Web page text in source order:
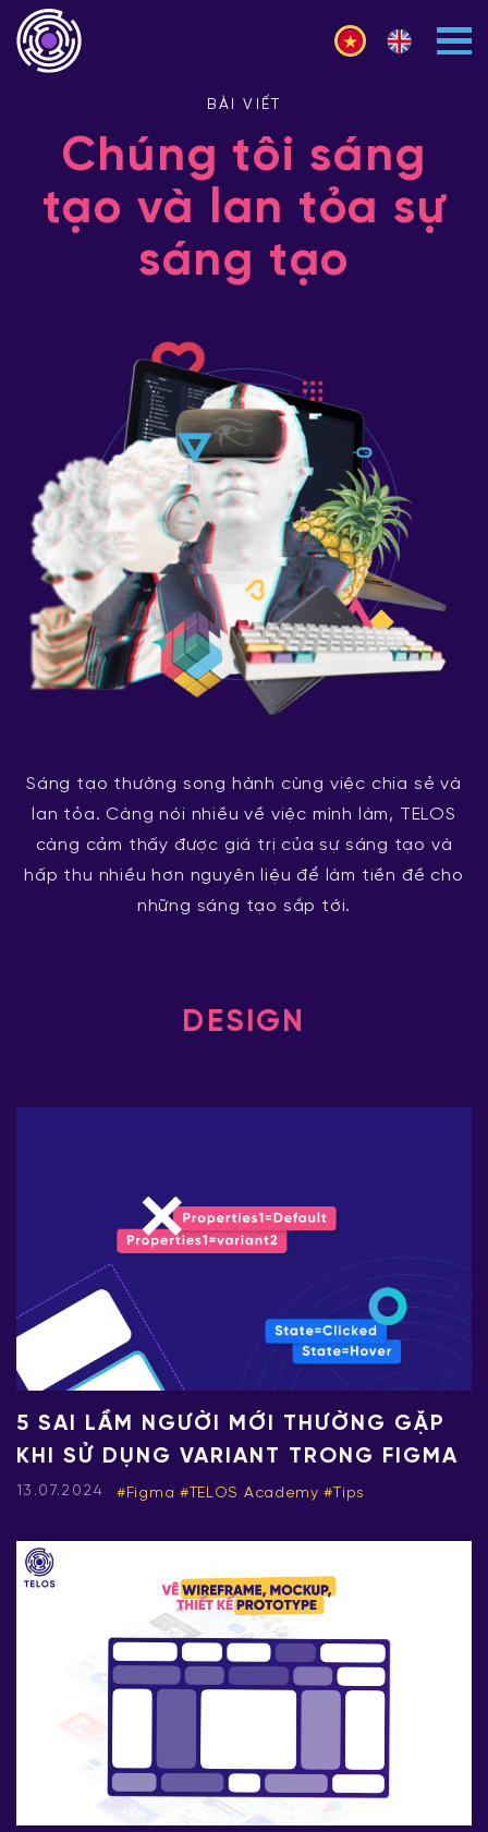
BÀI VIẾT
Chúng tôi sáng
tạo và lan tỏa sự
sáng tạo
Sáng tạo thường song hành cùng việc chia sẻ và
lan tỏa. Càng nói nhiều về việc mình làm, TELOS
càng cảm thấy được giá trị của sự sáng tạo và
hấp thu nhiều hơn nguyên liệu để làm tiền đề cho
những sáng tạo sắp tới.
DESIGN
5 SAI LẦM NGƯỜI MỚI THƯỜNG GẶP
KHI SỬ DỤNG VARIANT TRONG FIGMA
13.07.2024 Figma TELOS Academy Tips